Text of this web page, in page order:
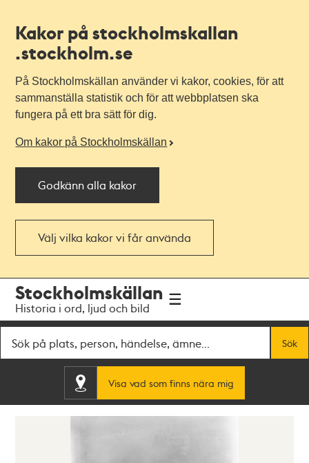
Kakor på stockholmskallan
.stockholm.se
På Stockholmskällan använder vi kakor, cookies, för att
sammanställa statistik och för att webbplatsen ska
fungera på ett bra sätt för dig.
Om kakor på Stockholmskällan
Godkänn alla kakor
Välj vilka kakor vi får använda
navigationen
huvudinnehållet
Stockholmskällan
Historia i ord, ljud och bild
Sök
Visa vad som finns nära mig